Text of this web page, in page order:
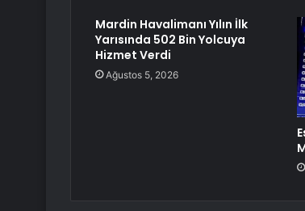
Mardin Havalimanı Yılın İlk
Yarısında 502 Bin Yolcuya
Hizmet Verdi
Ağustos 5, 2026